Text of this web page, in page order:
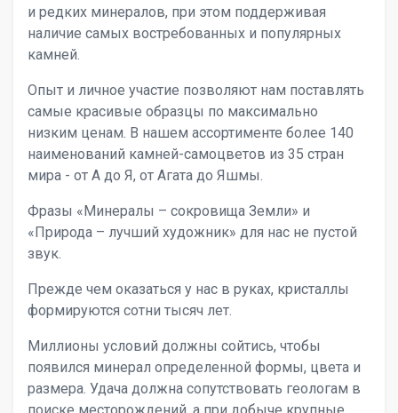
и редких минералов, при этом поддерживая
наличие самых востребованных и популярных
камней.
Опыт и личное участие позволяют нам поставлять
самые красивые образцы по максимально
низким ценам. В нашем ассортименте более 140
наименований камней-самоцветов из 35 стран
мира - от А до Я, от Агата до Яшмы.
Фразы «Минералы – сокровища Земли» и
«Природа – лучший художник» для нас не пустой
звук.
Прежде чем оказаться у нас в руках, кристаллы
формируются сотни тысяч лет.
Миллионы условий должны сойтись, чтобы
появился минерал определенной формы, цвета и
размера. Удача должна сопутствовать геологам в